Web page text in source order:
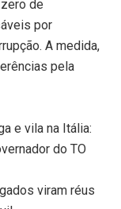
de
por
A medida,
pela
e vila na Itália:
do TO
viram réus